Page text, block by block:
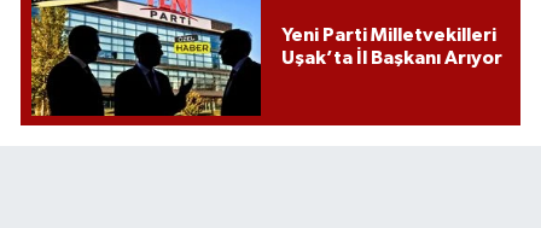
Yeni Parti Milletvekilleri
Uşak’ta İl Başkanı Arıyor